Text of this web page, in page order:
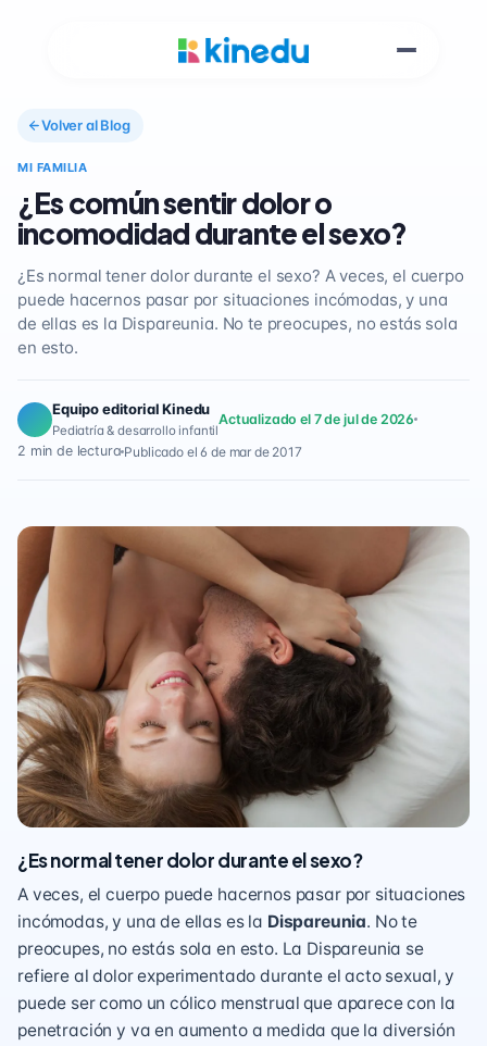
Volver al Blog
MI FAMILIA
¿Es común sentir dolor o
incomodidad durante el sexo?
¿Es normal tener dolor durante el sexo? A veces, el cuerpo
puede hacernos pasar por situaciones incómodas, y una
de ellas es la Dispareunia. No te preocupes, no estás sola
en esto.
Equipo editorial Kinedu
Pediatría & desarrollo infantil
Actualizado el 7 de jul de 2026
2 min de lectura Publicado el 6 de mar de 2017
¿Es normal tener dolor durante el sexo?
A veces, el cuerpo puede hacernos pasar por situaciones
incómodas, y una de ellas es la Dispareunia. No te
preocupes, no estás sola en esto. La Dispareunia se
refiere al dolor experimentado durante el acto sexual, y
puede ser como un cólico menstrual que aparece con la
penetración y va en aumento a medida que la diversión